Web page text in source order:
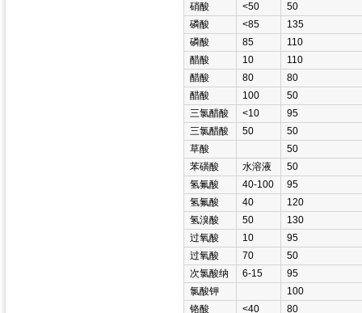
硝酸
<50
50
磷酸
<85
135
磷酸
85
110
醋酸
10
110
醋酸
80
80
醋酸
100
50
三氯醋酸
<10
95
三氯醋酸
50
50
草酸
50
苯磺酸
水溶液
50
氢氟酸
40-100
95
氢氟酸
40
120
氢溴酸
50
130
过氧酸
10
95
过氧酸
70
50
次氯酸纳
6-15
95
氯酸钾
100
铬酸
<40 80